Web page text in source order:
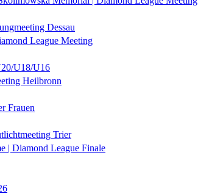
Dessau
League Meeting
U18/U16
Heilbronn
Frauen
Trier
| Diamond League Finale